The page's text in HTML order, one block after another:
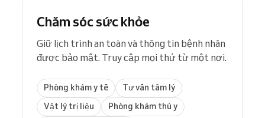
Chăm sóc sức khỏe
Giữ lịch trình an toàn và thông tin bệnh nhân
được bảo mật. Truy cập mọi thứ từ một nơi.
Phòng khám y tế
Tư vấn tâm lý
Vật lý trị liệu
Phòng khám thú y